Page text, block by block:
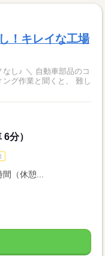
！キレイな工場
部品のコ
分）
（休憩...